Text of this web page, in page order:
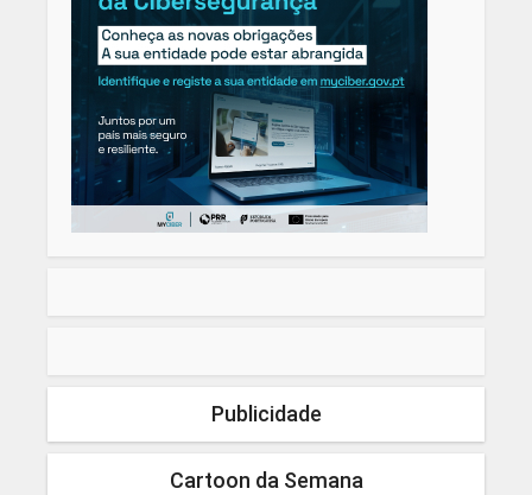
Publicidade
Cartoon da Semana